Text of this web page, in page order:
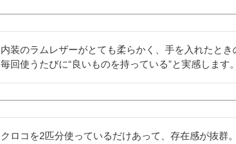
内装のラムレザーがとても柔らかく、手を入れたとき
毎回使うたびに“良いものを持っている”と実感します。
クロコを2匹分使っているだけあって、存在感が抜群。